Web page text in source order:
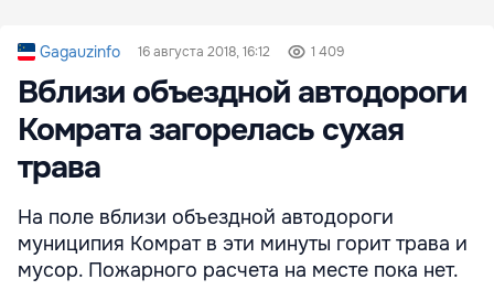
Gagauzinfo 16 августа 2018, 16:12 1 409
Вблизи объездной автодороги
Комрата загорелась сухая
трава
На поле вблизи объездной автодороги
муниципия Комрат в эти минуты горит трава и
мусор. Пожарного расчета на месте пока нет.